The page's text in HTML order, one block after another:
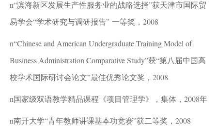
n“滨海新区发展生产性服务业的战略选择”获天津市国际贸
易学会“学术研究与调研报告” 一等奖，2008
n“Chinese and American Undergraduate Training Model of
Business Administration Comparative Study”获“第八届中国高
校学术国际研讨会论文”最佳优秀论文奖，2008
n国家级双语教学精品课程《项目管理学》，集体，2008年
n南开大学“青年教师讲课基本功竞赛”获二等奖，2008